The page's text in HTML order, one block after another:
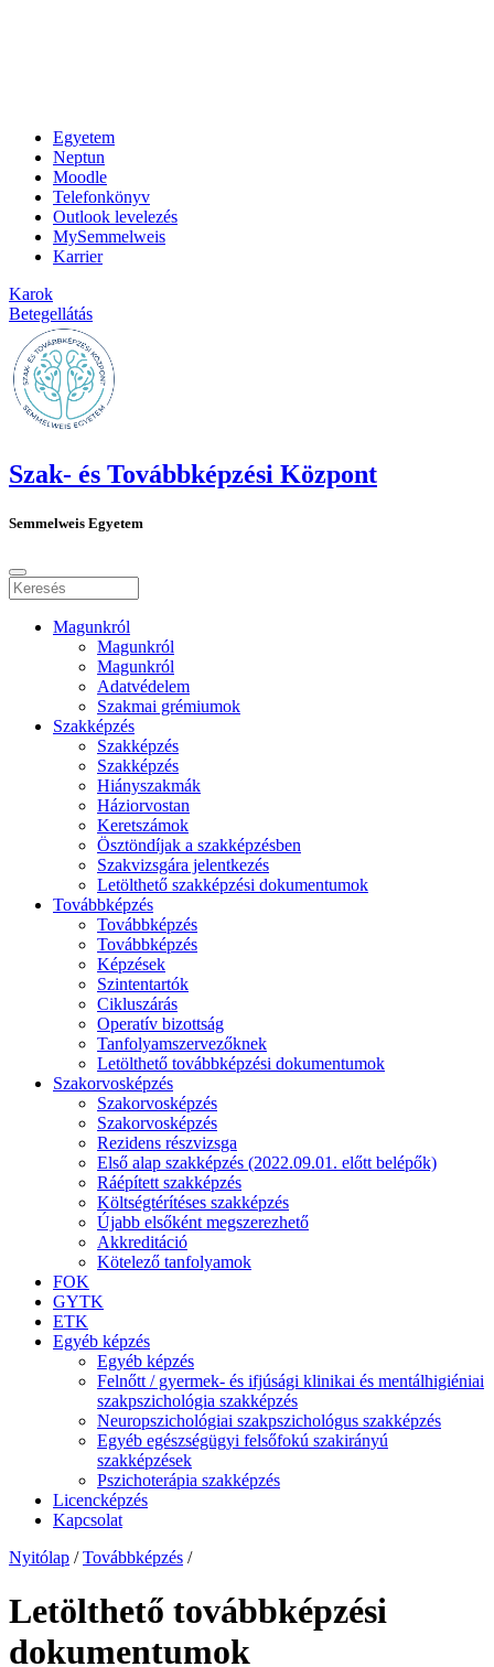
Egyetem
Neptun
Moodle
Telefonkönyv
Outlook levelezés
MySemmelweis
Karrier
Karok
Betegellátás
Szak- és Továbbképzési Központ
Semmelweis Egyetem
Magunkról
Magunkról
Magunkról
Adatvédelem
Szakmai grémiumok
Szakképzés
Szakképzés
Szakképzés
Hiányszakmák
Háziorvostan
Keretszámok
Ösztöndíjak a szakképzésben
Szakvizsgára jelentkezés
Letölthető szakképzési dokumentumok
Továbbképzés
Továbbképzés
Továbbképzés
Képzések
Szintentartók
Cikluszárás
Operatív bizottság
Tanfolyamszervezőknek
Letölthető továbbképzési dokumentumok
Szakorvosképzés
Szakorvosképzés
Szakorvosképzés
Rezidens részvizsga
Első alap szakképzés (2022.09.01. előtt belépők)
Ráépített szakképzés
Költségtérítéses szakképzés
Újabb elsőként megszerezhető
Akkreditáció
Kötelező tanfolyamok
FOK
GYTK
ETK
Egyéb képzés
Egyéb képzés
Felnőtt / gyermek- és ifjúsági klinikai és mentálhigiéniai
szakpszichológia szakképzés
Neuropszichológiai szakpszichológus szakképzés
Egyéb egészségügyi felsőfokú szakirányú
szakképzések
Pszichoterápia szakképzés
Licencképzés
Kapcsolat
Nyitólap / Továbbképzés /
Letölthető továbbképzési
dokumentumok